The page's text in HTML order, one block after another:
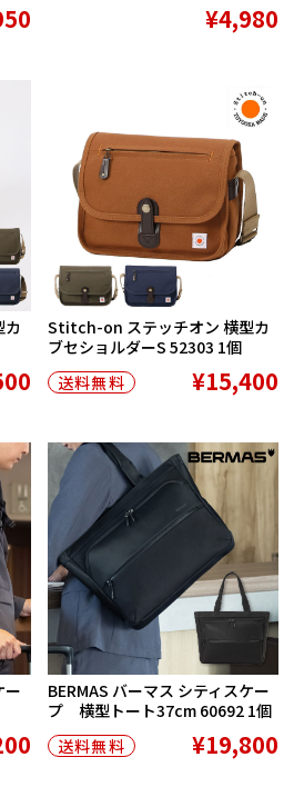
¥4,980
Stitch-on ステッチオン 横型カ
ブセショルダーS 52303 1個
送料無料
¥15,400
ー
BERMAS バーマス シティスケー
プ 横型トート37cm 60692 1個
送料無料
¥19,800